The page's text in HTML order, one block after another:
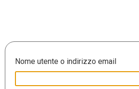
Nome utente o indirizzo email